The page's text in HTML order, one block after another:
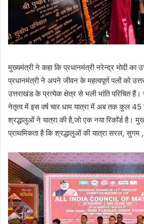
मुख्यमंत्री ने कहा कि प्रधानमंत्री नरेन्द्र मोदी का
प्रधानमंत्री ने अपने जीवन के महत्वपूर्ण पलों को
उत्तराखंड के प्रत्येक क्षेत्र से भली भांति परिचित हैं।
नेतृत्व में इस वर्ष चार धाम यात्रा में अब तक कुल
श्रद्धालुओं ने यात्रा की है,जो एक नया रिकॉर्ड है।
प्राथमिकता है कि श्रद्धालुओं की यात्रा सरल, सुगम ,